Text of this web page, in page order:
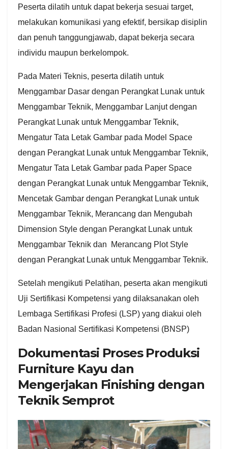
Peserta dilatih untuk dapat bekerja sesuai target,
melakukan komunikasi yang efektif, bersikap disiplin
dan penuh tanggungjawab, dapat bekerja secara
individu maupun berkelompok.
Pada Materi Teknis, peserta dilatih untuk
Menggambar Dasar dengan Perangkat Lunak untuk
Menggambar Teknik, Menggambar Lanjut dengan
Perangkat Lunak untuk Menggambar Teknik,
Mengatur Tata Letak Gambar pada Model Space
dengan Perangkat Lunak untuk Menggambar Teknik,
Mengatur Tata Letak Gambar pada Paper Space
dengan Perangkat Lunak untuk Menggambar Teknik,
Mencetak Gambar dengan Perangkat Lunak untuk
Menggambar Teknik, Merancang dan Mengubah
Dimension Style dengan Perangkat Lunak untuk
Menggambar Teknik dan Merancang Plot Style
dengan Perangkat Lunak untuk Menggambar Teknik.
Setelah mengikuti Pelatihan, peserta akan mengikuti
Uji Sertifikasi Kompetensi yang dilaksanakan oleh
Lembaga Sertifikasi Profesi (LSP) yang diakui oleh
Badan Nasional Sertifikasi Kompetensi (BNSP)
Dokumentasi Proses Produksi
Furniture Kayu dan
Mengerjakan Finishing dengan
Teknik Semprot